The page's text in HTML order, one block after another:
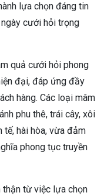
lựa chọn đáng tin
cưới hỏi trọng
quả cưới hỏi phong
đại, đáp ứng đầy
hàng. Các loại mâm
phu thê, trái cây, xôi
hài hòa, vừa đảm
phong tục truyền
từ việc lựa chọn